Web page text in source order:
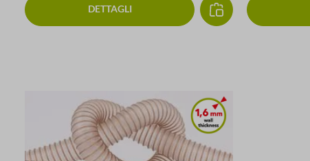
DETTAGLI